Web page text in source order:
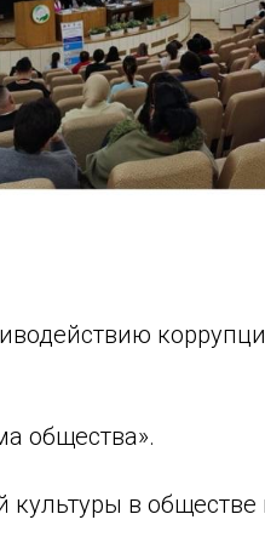
общества».
в обществе